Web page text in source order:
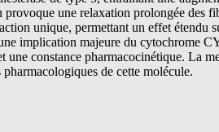
une relaxation prolongée des
unique, permettant un effet étendu
implication majeure du cytochrome
une constance pharmacocinétique. La
de cette molécule.